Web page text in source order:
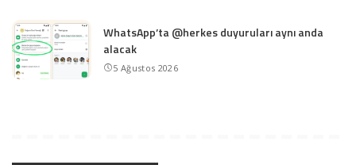
WhatsApp’ta @herkes duyuruları aynı anda
alacak
5 Ağustos 2026